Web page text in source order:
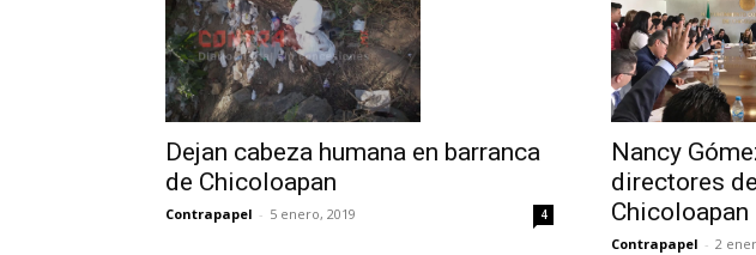
Dejan cabeza humana en barranca
de Chicoloapan
Contrapapel - 5 enero, 2019 4
Nancy
directores
Chicoloapan
Contrapapel - 2